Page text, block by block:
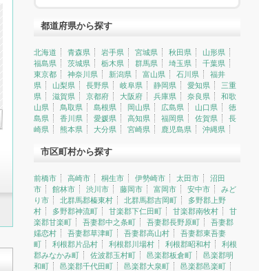
都道府県から探す
北海道 青森県 岩手県 宮城県 秋田県
山形県
福島県
茨城県 栃木県 群馬県 埼玉県
千葉県
東京都
神奈川県 新潟県 富山県 石川県
福井
県
山梨県 長野県 岐阜県 静岡県 愛知県
三重
県
滋賀県 京都府 大阪府 兵庫県 奈良県
和歌
山県
鳥取県 島根県 岡山県 広島県 山口県
徳
島県
香川県 愛媛県 高知県 福岡県 佐賀県
長
崎県
熊本県 大分県 宮崎県 鹿児島県 沖縄県
市区町村から探す
前橋市 高崎市 桐生市 伊勢崎市 太田市
沼田
市
館林市 渋川市 藤岡市 富岡市 安中市
みど
り市
北群馬郡榛東村 北群馬郡吉岡町
多野郡上野
村
多野郡神流町 甘楽郡下仁田町 甘楽郡南牧村
甘
楽郡甘楽町
吾妻郡中之条町 吾妻郡長野原町
吾妻郡
嬬恋村
吾妻郡草津町 吾妻郡高山村
吾妻郡東吾妻
町
利根郡片品村 利根郡川場村 利根郡昭和村
利根
郡みなかみ町
佐波郡玉村町 邑楽郡板倉町
邑楽郡明
和町
邑楽郡千代田町 邑楽郡大泉町 邑楽郡邑楽町